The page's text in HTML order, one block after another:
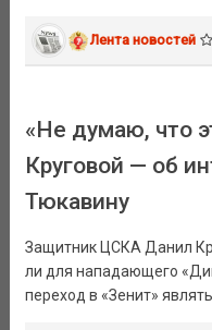
Лента новостей
«Не думаю, что
Круговой — об
Тюкавину
Защитник ЦСКА Данил
ли для нападающего
переход в «Зенит»